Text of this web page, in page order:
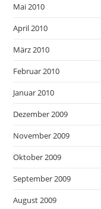
Mai 2010
April 2010
März 2010
Februar 2010
Januar 2010
Dezember 2009
November 2009
Oktober 2009
September 2009
August 2009